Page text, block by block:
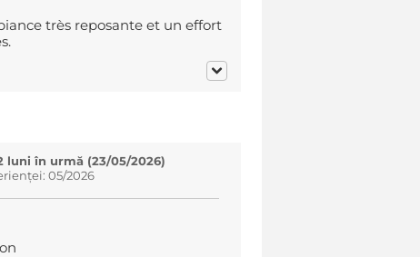
très reposante et un effort
luni în urmă (23/05/2026)
05/2026